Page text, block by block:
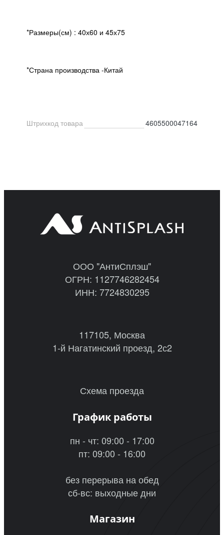
*Размеры(см) : 40х60 и 45х75
*Страна производства -Китай
Штрихкод товара 4605500047164
ООО "АнтиСплэш"
ОГРН: 1127746282454
ИНН: 7724830295
117105, Москва
1-й Нагатинский проезд, 2с2
Схема проезда
График работы
пн - чт: 09:00 - 17:00
пт: 09:00 - 16:00
без перерыва на обед
сб-вс: выходные дни
Магазин